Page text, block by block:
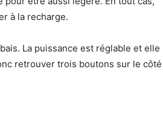
à la recharge.
La puissance est réglable et elle
retrouver trois boutons sur le côté